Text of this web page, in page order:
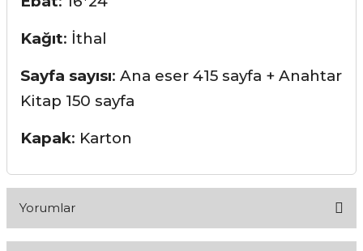
Kağıt: İthal
Sayfa sayısı: Ana eser 415 sayfa + Anahtar
Kitap 150 sayfa
Kapak: Karton
Yorumlar